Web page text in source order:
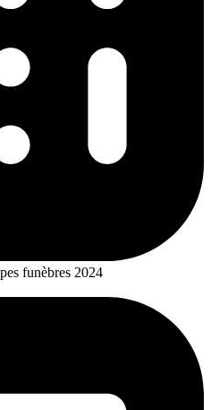
funèbres 2024